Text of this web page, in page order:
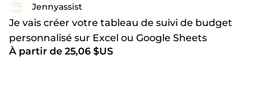
Jennyassist
Je vais créer votre tableau de suivi de budget
personnalisé sur Excel ou Google Sheets
À partir de 25,06 $US